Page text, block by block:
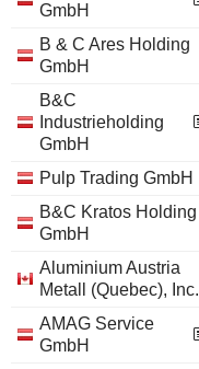
GmbH
B & C Ares Holding
GmbH
B&C
Industrieholding
GmbH
Pulp Trading GmbH
B&C Kratos Holding
GmbH
Aluminium Austria
Metall (Quebec), Inc.
AMAG Service
GmbH